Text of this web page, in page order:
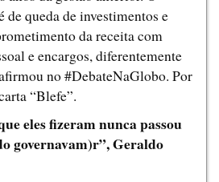
de queda de investimentos e
da receita com
e encargos, diferentemente
no #DebateNaGlobo. Por
“Blefe”.
eles fizeram nunca passou
governavam)r”, Geraldo